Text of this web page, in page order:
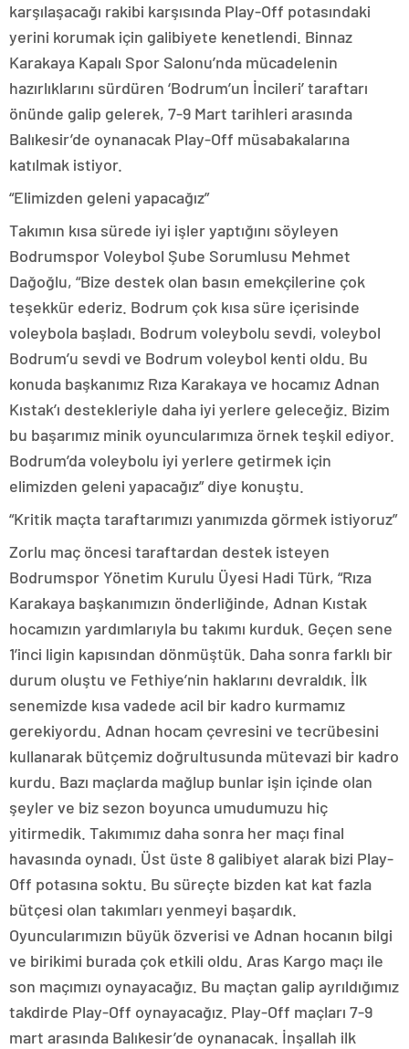
karşılaşacağı rakibi karşısında Play-Off potasındaki
yerini korumak için galibiyete kenetlendi. Binnaz
Karakaya Kapalı Spor Salonu’nda mücadelenin
hazırlıklarını sürdüren ‘Bodrum’un İncileri’ taraftarı
önünde galip gelerek, 7-9 Mart tarihleri arasında
Balıkesir’de oynanacak Play-Off müsabakalarına
katılmak istiyor.
“Elimizden geleni yapacağız”
Takımın kısa sürede iyi işler yaptığını söyleyen
Bodrumspor Voleybol Şube Sorumlusu Mehmet
Dağoğlu, “Bize destek olan basın emekçilerine çok
teşekkür ederiz. Bodrum çok kısa süre içerisinde
voleybola başladı. Bodrum voleybolu sevdi, voleybol
Bodrum’u sevdi ve Bodrum voleybol kenti oldu. Bu
konuda başkanımız Rıza Karakaya ve hocamız Adnan
Kıstak’ı destekleriyle daha iyi yerlere geleceğiz. Bizim
bu başarımız minik oyuncularımıza örnek teşkil ediyor.
Bodrum’da voleybolu iyi yerlere getirmek için
elimizden geleni yapacağız” diye konuştu.
“Kritik maçta taraftarımızı yanımızda görmek istiyoruz”
Zorlu maç öncesi taraftardan destek isteyen
Bodrumspor Yönetim Kurulu Üyesi Hadi Türk, “Rıza
Karakaya başkanımızın önderliğinde, Adnan Kıstak
hocamızın yardımlarıyla bu takımı kurduk. Geçen sene
1’inci ligin kapısından dönmüştük. Daha sonra farklı bir
durum oluştu ve Fethiye’nin haklarını devraldık. İlk
senemizde kısa vadede acil bir kadro kurmamız
gerekiyordu. Adnan hocam çevresini ve tecrübesini
kullanarak bütçemiz doğrultusunda mütevazi bir kadro
kurdu. Bazı maçlarda mağlup bunlar işin içinde olan
şeyler ve biz sezon boyunca umudumuzu hiç
yitirmedik. Takımımız daha sonra her maçı final
havasında oynadı. Üst üste 8 galibiyet alarak bizi Play-
Off potasına soktu. Bu süreçte bizden kat kat fazla
bütçesi olan takımları yenmeyi başardık.
Oyuncularımızın büyük özverisi ve Adnan hocanın bilgi
ve birikimi burada çok etkili oldu. Aras Kargo maçı ile
son maçımızı oynayacağız. Bu maçtan galip ayrıldığımız
takdirde Play-Off oynayacağız. Play-Off maçları 7-9
mart arasında Balıkesir’de oynanacak. İnşallah ilk